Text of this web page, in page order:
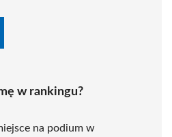
w rankingu?
na podium w